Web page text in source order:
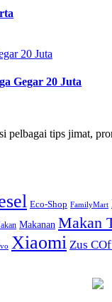
20 Juta
Gegar 20 Juta
tips jimat,
Eco-Shop FamilyMart
Makanan Makan
Xiaomi Zus